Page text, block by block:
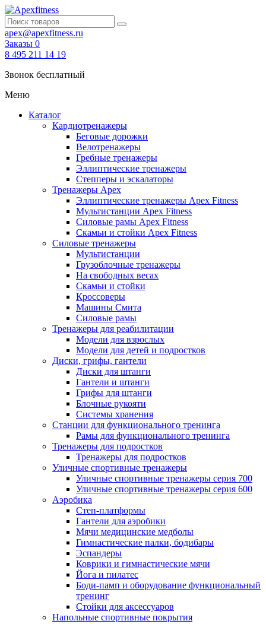
apex@apexfitness.ru
Заказы 0
8 495 211 14 19
Звонок бесплатный
Меню
Каталог
Кардиотренажеры
Беговые дорожки
Велотренажеры
Гребные тренажеры
Эллиптические тренажеры
Степперы и эскалаторы
Тренажеры Apex
Эллиптические тренажеры Apex Fitness
Мультистанции Apex Fitness
Силовые рамы Apex Fitness
Скамьи и стойки Apex Fitness
Силовые тренажеры
Мультистанции
Грузоблочные тренажеры
На свободных весах
Скамьи и стойки
Кроссоверы
Машины Смита
Силовые рамы
Тренажеры для реабилитации
Модели для взрослых
Модели для детей и подростков
Диски, грифы, гантели
Диски для штанги
Гантели и штанги
Грифы для штанги
Блочные рукояти
Системы хранения
Станции для функционального тренинга
Рамы для функционального тренинга
Тренажеры для подростков
Тренажеры для подростков
Уличные спортивные тренажеры
Уличные спортивные тренажеры серия 700
Уличные спортивные тренажеры серия 600
Аэробика
Степ-платформы
Гантели для аэробики
Мячи медицинские медболы
Гимнастические палки, бодибары
Эспандеры
Коврики и гимнастические мячи
Йога и пилатес
Боди-памп и оборудование функциональный
тренинг
Стойки для аксессуаров
Напольные спортивные покрытия